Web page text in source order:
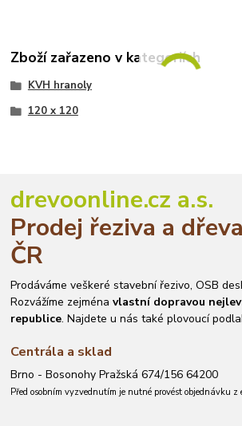
Zboží zařazeno v kategoriích
KVH hranoly
120 x 120
drevoonline.cz a.s.
Prodej řeziva a
ČR
Prodáváme veškeré stavební řezivo, OSB
Rozvážíme zejménavlastní dopravou
republice. Najdete u nás také plovoucí
Centrála a sklad
Brno - Bosonohy Pražská 674/156 64200
Před osobním vyzvednutím je nutné provést objednávku z